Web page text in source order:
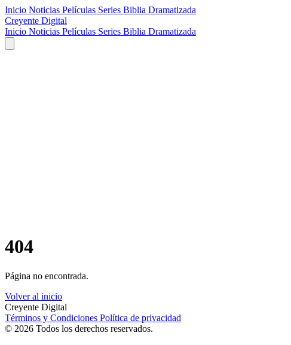
Inicio Noticias Películas Series Biblia Dramatizada
Creyente Digital
Inicio Noticias Películas Series Biblia Dramatizada
404
Página no encontrada.
Volver al inicio
Creyente Digital
Términos y Condiciones Política de privacidad
© 2026 Todos los derechos reservados.